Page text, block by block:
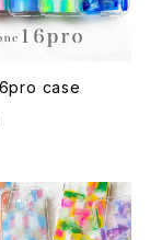
case